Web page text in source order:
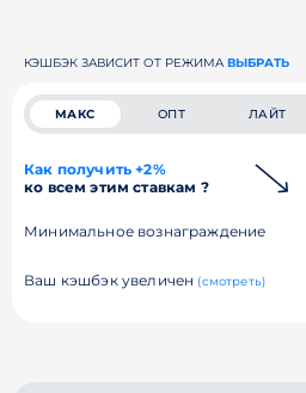
КЭШБЭК ЗАВИСИТ ОТ РЕЖИМА ВЫБРАТЬ
МАКС ОПТ ЛАЙТ
Как получить +2%
ко всем этим ставкам ?
Минимальное вознаграждение
Ваш кэшбэк увеличен (смотреть)